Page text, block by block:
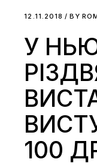
12.11.2018 BY
У
100